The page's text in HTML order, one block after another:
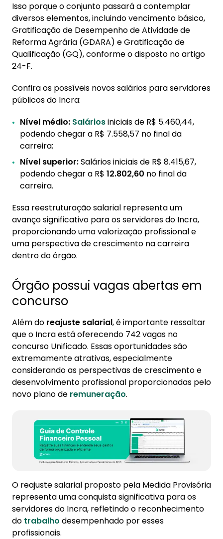
Isso porque o conjunto passará a contemplar
diversos elementos, incluindo vencimento básico,
Gratificação de Desempenho de Atividade de
Reforma Agrária (GDARA) e Gratificação de
Qualificação (GQ), conforme o disposto no artigo
24-F.
Confira os possíveis novos salários para servidores
públicos do Incra:
Nível médio: Saláriosiniciais de R$ 5.460,44,
podendo chegar a R$ 7.558,57 no final da
carreira;
Nível superior:Salários iniciais de R$ 8.415,67,
podendo chegar a R$ 12.802,60 no final da
carreira.
Essa reestruturação salarial representa um
avanço significativo para os servidores do Incra,
proporcionando uma valorização profissional e
uma perspectiva de crescimento na carreira
dentro do órgão.
Órgão possui vagas abertas em
concurso
Além do reajuste salarial, é importante ressaltar
que o Incra está oferecendo 742 vagas no
concurso Unificado. Essas oportunidades são
extremamente atrativas, especialmente
considerando as perspectivas de crescimento e
desenvolvimento profissional proporcionadas pelo
novo plano de remuneração.
O reajuste salarial proposto pela Medida Provisória
representa uma conquista significativa para os
servidores do Incra, refletindo o reconhecimento
do trabalho desempenhado por esses
profissionais.